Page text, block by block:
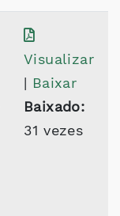
Visualizar
| Baixar
Baixado:
31 vezes